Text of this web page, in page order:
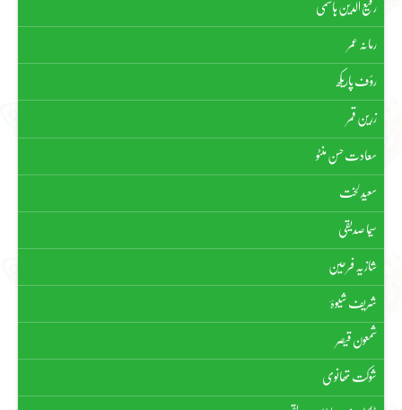
رفیع الدین ہاشمی
رمانہ عمر
رؤف پاریکھ
زرین قمر
سعادت حسن منٹو
سعید لخت
سیما صدیقی
شازیہ فرحین
شریف شیوہؔ
شمعون قیصر
شوکت تھانوی